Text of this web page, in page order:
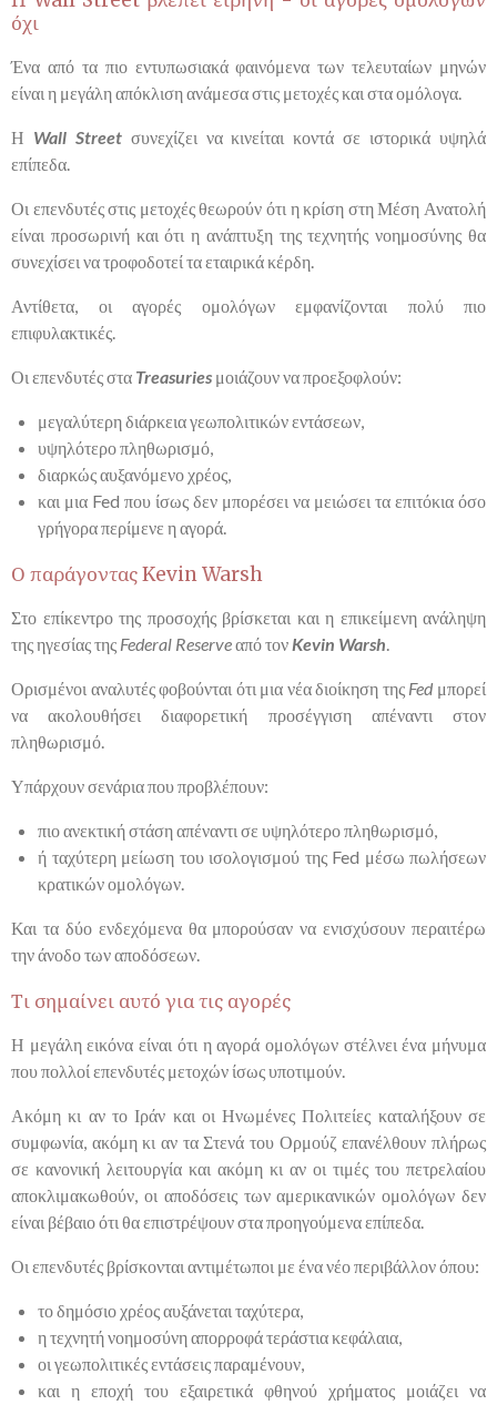
όχι
Ένα από τα πιο εντυπωσιακά φαινόμενα των τελευταίων μηνών
είναι η μεγάλη απόκλιση ανάμεσα στις μετοχές και στα ομόλογα.
Η Wall Streetσυνεχίζει να κινείται κοντά σε ιστορικά υψηλά
επίπεδα.
Οι επενδυτές στις μετοχές θεωρούν ότι η κρίση στη Μέση Ανατολή
είναι προσωρινή και ότι η ανάπτυξη της τεχνητής νοημοσύνης θα
συνεχίσει να τροφοδοτεί τα εταιρικά κέρδη.
Αντίθετα, οι αγορές ομολόγων εμφανίζονται πολύ πιο
επιφυλακτικές.
Οι επενδυτές στα Treasuries μοιάζουν να προεξοφλούν:
μεγαλύτερη διάρκεια γεωπολιτικών εντάσεων,
υψηλότερο πληθωρισμό,
διαρκώς αυξανόμενο χρέος,
και μια Fed που ίσως δεν μπορέσει να μειώσει τα επιτόκια όσο
γρήγορα περίμενε η αγορά.
Ο παράγοντας Kevin Warsh
Στο επίκεντρο της προσοχής βρίσκεται και η επικείμενη ανάληψη
της ηγεσίας της Federal Reserveαπό τονKevin Warsh.
Ορισμένοι αναλυτές φοβούνται ότι μια νέα διοίκηση της Fed μπορεί
να ακολουθήσει διαφορετική προσέγγιση απέναντι στον
πληθωρισμό.
Υπάρχουν σενάρια που προβλέπουν:
πιο ανεκτική στάση απέναντι σε υψηλότερο πληθωρισμό,
ή ταχύτερη μείωση του ισολογισμού της Fed μέσω πωλήσεων
κρατικών ομολόγων.
Και τα δύο ενδεχόμενα θα μπορούσαν να ενισχύσουν περαιτέρω
την άνοδο των αποδόσεων.
Τι σημαίνει αυτό για τις αγορές
Η μεγάλη εικόνα είναι ότι η αγορά ομολόγων στέλνει ένα μήνυμα
που πολλοί επενδυτές μετοχών ίσως υποτιμούν.
Ακόμη κι αν το Ιράν και οι Ηνωμένες Πολιτείες καταλήξουν σε
συμφωνία, ακόμη κι αν τα Στενά του Ορμούζ επανέλθουν πλήρως
σε κανονική λειτουργία και ακόμη κι αν οι τιμές του πετρελαίου
αποκλιμακωθούν, οι αποδόσεις των αμερικανικών ομολόγων δεν
είναι βέβαιο ότι θα επιστρέψουν στα προηγούμενα επίπεδα.
Οι επενδυτές βρίσκονται αντιμέτωποι με ένα νέο περιβάλλον όπου:
το δημόσιο χρέος αυξάνεται ταχύτερα,
η τεχνητή νοημοσύνη απορροφά τεράστια κεφάλαια,
οι γεωπολιτικές εντάσεις παραμένουν,
και η εποχή του εξαιρετικά φθηνού χρήματος μοιάζει να